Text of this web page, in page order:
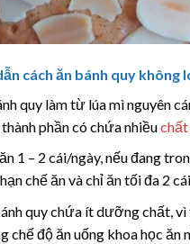
cách ăn bánh quy không
quy làm từ lúa mì nguyên
phần có chứa nhiều
1 – 2 cái/ngày, nếu đang
chế ăn và chỉ ăn tối đa 2
quy chứa ít dưỡng chất,
chế độ ăn uống khoa học ăn